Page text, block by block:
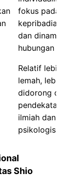
fokus pada
kepribadian
dan
hubungan
Relatif lebih
lemah, lebih
didorong
pendekatan
ilmiah dan
psikologis
Shio